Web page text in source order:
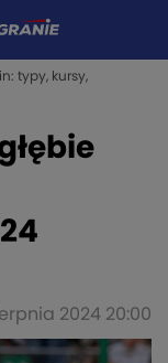
typy, kursy,
2024 20:00